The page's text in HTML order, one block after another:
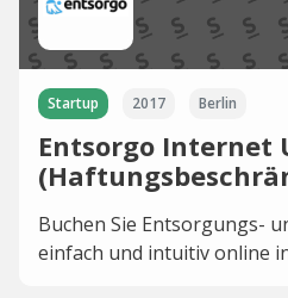
Startup 2017 Berlin
Entsorgo Internet
Buchen Sie Entsorgungs-
einfach und intuitiv online